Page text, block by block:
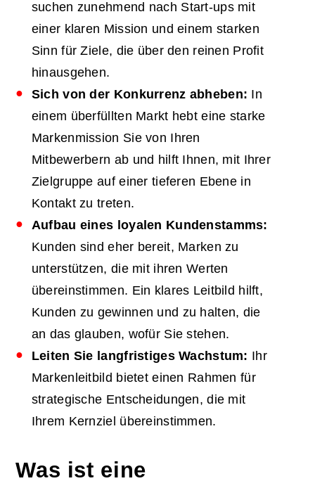
suchen zunehmend nach Start-ups mit
einer klaren Mission und einem starken
Sinn für Ziele, die über den reinen Profit
hinausgehen.
Sich von der Konkurrenz abheben: In
einem überfüllten Markt hebt eine starke
Markenmission Sie von Ihren
Mitbewerbern ab und hilft Ihnen, mit Ihrer
Zielgruppe auf einer tieferen Ebene in
Kontakt zu treten.
Aufbau eines loyalen Kundenstamms:
Kunden sind eher bereit, Marken zu
unterstützen, die mit ihren Werten
übereinstimmen. Ein klares Leitbild hilft,
Kunden zu gewinnen und zu halten, die
an das glauben, wofür Sie stehen.
Leiten Sie langfristiges Wachstum: Ihr
Markenleitbild bietet einen Rahmen für
strategische Entscheidungen, die mit
Ihrem Kernziel übereinstimmen.
Was ist eine